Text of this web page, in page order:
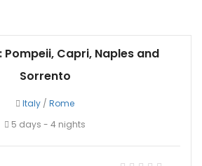
Pompeii, Capri, Naples and
Sorrento
Italy / Rome
5 days - 4 nights